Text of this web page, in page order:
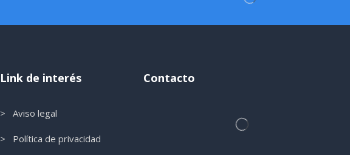
Link de interés
> Aviso legal
> Política de privacidad
Contacto